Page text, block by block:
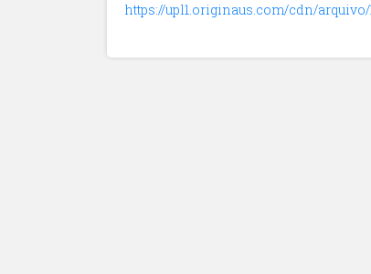
https://upl1.originaus.com/cdn/arquivo/